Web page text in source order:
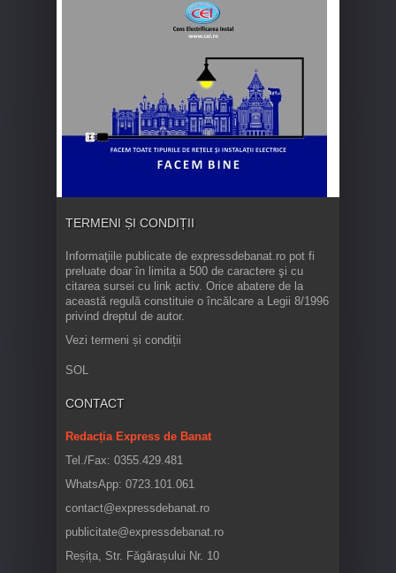
TERMENI ȘI CONDIȚII
Informaţiile publicate de expressdebanat.ro pot fi
preluate doar în limita a 500 de caractere şi cu
citarea sursei cu link activ. Orice abatere de la
această regulă constituie o încălcare a Legii 8/1996
privind dreptul de autor.
Vezi termeni și condiții
SOL
CONTACT
Redacția Express de Banat
Tel./Fax: 0355.429.481
WhatsApp: 0723.101.061
contact@expressdebanat.ro
publicitate@expressdebanat.ro
Reșița, Str. Făgărașului Nr. 10